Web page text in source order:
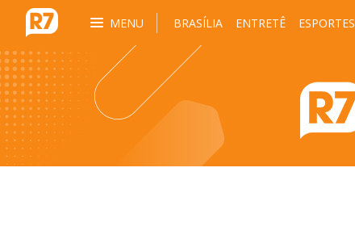
MENU BRASÍLIA ENTRETÊ ESPORTES